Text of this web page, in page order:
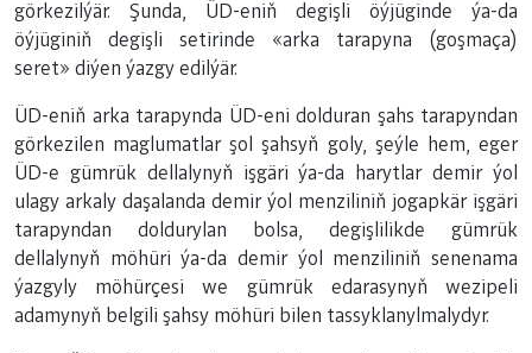
görkezilýär. Şunda, ÜD-eniň degişli öýjüginde ýa-da
öýjüginiň degişli setirinde «arka tarapyna (goşmaça)
seret» diýen ýazgy edilýär.
ÜD-eniň arka tarapynda ÜD-eni dolduran şahs tarapyndan
görkezilen maglumatlar şol şahsyň goly, şeýle hem, eger
ÜD-e gümrük dellalynyň işgäri ýa-da harytlar demir ýol
ulagy arkaly daşalanda demir ýol menziliniň jogapkär işgäri
tarapyndan doldurylan bolsa, degişlilikde gümrük
dellalynyň möhüri ýa-da demir ýol menziliniň senenama
ýazgyly möhürçesi we gümrük edarasynyň wezipeli
adamynyň belgili şahsy möhüri bilen tassyklanylmalydyr.